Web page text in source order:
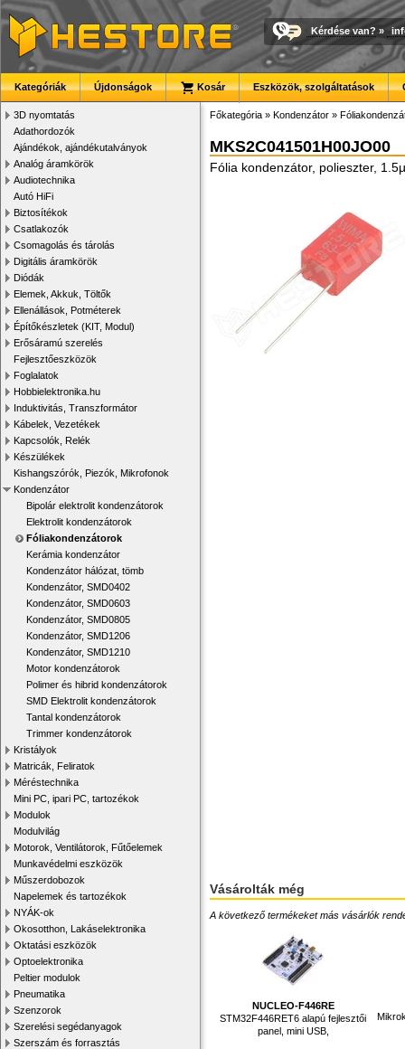
Kérdése van? »
Kategóriák Újdonságok Kosár Eszközök, szolgáltatások
3D nyomtatás
Adathordozók
Ajándékok, ajándékutalványok
Analóg áramkörök
Audiotechnika
Autó HiFi
Biztosítékok
Csatlakozók
Csomagolás és tárolás
Digitális áramkörök
Diódák
Elemek, Akkuk, Töltők
Ellenállások, Potméterek
Építőkészletek (KIT, Modul)
Erősáramú szerelés
Fejlesztőeszközök
Foglalatok
Hobbielektronika.hu
Induktivitás, Transzformátor
Kábelek, Vezetékek
Kapcsolók, Relék
Készülékek
Kishangszórók, Piezók, Mikrofonok
Kondenzátor
Bipolár elektrolit kondenzátorok
Elektrolit kondenzátorok
Fóliakondenzátorok
Kerámia kondenzátor
Kondenzátor hálózat, tömb
Kondenzátor, SMD0402
Kondenzátor, SMD0603
Kondenzátor, SMD0805
Kondenzátor, SMD1206
Kondenzátor, SMD1210
Motor kondenzátorok
Polimer és hibrid kondenzátorok
SMD Elektrolit kondenzátorok
Tantal kondenzátorok
Trimmer kondenzátorok
Kristályok
Matricák, Feliratok
Méréstechnika
Mini PC, ipari PC, tartozékok
Modulok
Modulvilág
Motorok, Ventilátorok, Fűtőelemek
Munkavédelmi eszközök
Műszerdobozok
Napelemek és tartozékok
NYÁK-ok
Okosotthon, Lakáselektronika
Oktatási eszközök
Optoelektronika
Peltier modulok
Pneumatika
Szenzorok
Szerelési segédanyagok
Szerszám és forrasztás
Főkategória » Kondenzátor »
MKS2C041501H00JO00
Fólia kondenzátor, polieszter,
Vásárolták még
A következő termékeket más vásárlók
NUCLEO-F446RE
STM32F446RET6 alapú fejlesztői
panel, mini USB,